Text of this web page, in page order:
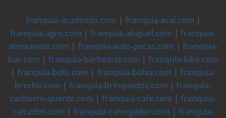
franquia-academia.com | franquia-acai.com |
franquia-agro.com | franquia-aluguel.com | franquia-
artesanato.com | franquia-auto-pecas.com | franquia-
bar.com | franquia-barbearia.com | franquia-bike.com
| franquia-bolo.com | franquia-bolsa.com | franquia-
brecho.com | franquia-brinquedos.com | franquia-
cachorro-quente.com | franquia-cafe.com | franquia-
calcados.com | franquia-carregador.com | franquia-